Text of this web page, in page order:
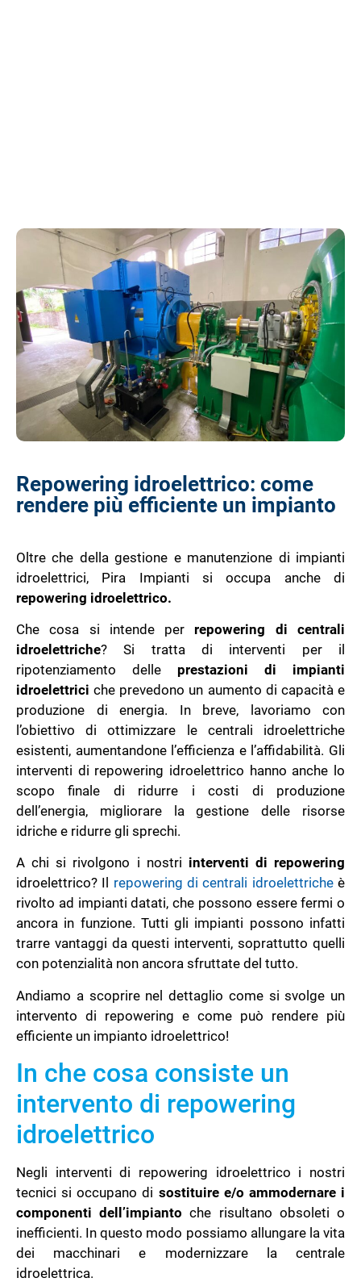
Repowering idroelettrico: come
rendere più efficiente un impianto
Oltre che della gestione e manutenzione di impianti
idroelettrici, Pira Impianti si occupa anche di
repowering idroelettrico.
Che cosa si intende per repowering di centrali
idroelettriche? Si tratta di interventi per il
ripotenziamento delle prestazioni di impianti
idroelettrici che prevedono un aumento di capacità e
produzione di energia. In breve, lavoriamo con
l’obiettivo di ottimizzare le centrali idroelettriche
esistenti, aumentandone l’efficienza e l’affidabilità. Gli
interventi di repowering idroelettrico hanno anche lo
scopo finale di ridurre i costi di produzione
dell’energia, migliorare la gestione delle risorse
idriche e ridurre gli sprechi.
A chi si rivolgono i nostri interventi di repowering
idroelettrico? Il repowering di centrali idroelettricheè
rivolto ad impianti datati, che possono essere fermi o
ancora in funzione. Tutti gli impianti possono infatti
trarre vantaggi da questi interventi, soprattutto quelli
con potenzialità non ancora sfruttate del tutto.
Andiamo a scoprire nel dettaglio come si svolge un
intervento di repowering e come può rendere più
efficiente un impianto idroelettrico!
In che cosa consiste un
intervento di repowering
idroelettrico
Negli interventi di repowering idroelettrico i nostri
tecnici si occupano di sostituire e/o ammodernare i
componenti dell’impianto che risultano obsoleti o
inefficienti. In questo modo possiamo allungare la vita
dei macchinari e modernizzare la centrale
idroelettrica.